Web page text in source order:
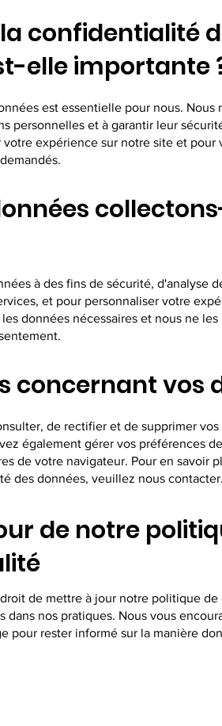
la confidentialité
elle importante
est essentielle pour nous. Nous
personnelles et à garantir leur
expérience sur notre site et pour
à des fins de sécurité, d'analyse
et pour personnaliser votre
données nécessaires et nous ne les
concernant vos
de rectifier et de supprimer vos
également gérer vos préférences
de votre navigateur. Pour en savoir
des données, veuillez nous
de notre
de mettre à jour notre politique
dans nos pratiques. Nous vous
pour rester informé sur la manière